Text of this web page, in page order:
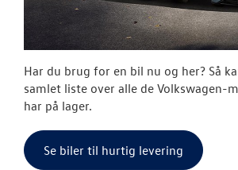
Har du brug for en bil nu og her? Så
samlet liste over alle de Volkswagen-
har på lager.
Se biler til hurtig levering